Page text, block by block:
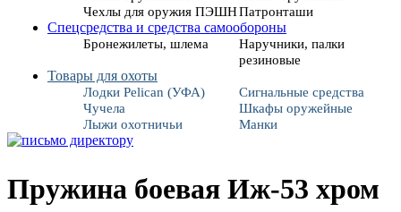
Чехлы для оружия ПЭШНПатронташи
Спецсредства и средства самообороны
Бронежилеты, шлема
Наручники, палки
резиновые
Товары для охоты
Лодки Pelican (УФА)
Сигнальные средства
Чучела
Шкафы оружейные
Лыжи охотничьи
Манки
Пружина боевая Иж-53 хром